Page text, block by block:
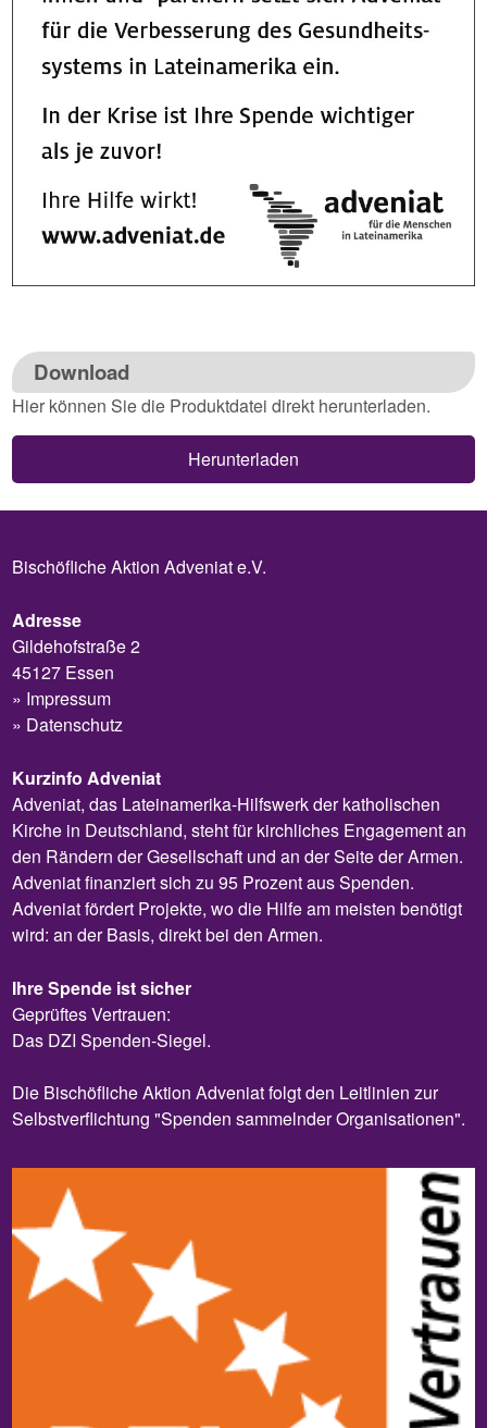
Download
Hier können Sie die Produktdatei direkt herunterladen.
Herunterladen
Bischöfliche Aktion Adveniat e.V.
Adresse
Gildehofstraße 2
45127 Essen
Impressum
Datenschutz
Kurzinfo Adveniat
Adveniat, das Lateinamerika-Hilfswerk der katholischen
Kirche in Deutschland, steht für kirchliches Engagement an
den Rändern der Gesellschaft und an der Seite der Armen.
Adveniat finanziert sich zu 95 Prozent aus Spenden.
Adveniat fördert Projekte, wo die Hilfe am meisten benötigt
wird: an der Basis, direkt bei den Armen.
Ihre Spende ist sicher
Geprüftes Vertrauen:
Das DZI Spenden-Siegel.
Die Bischöfliche Aktion Adveniat folgt den Leitlinien zur
Selbstverflichtung "Spenden sammelnder Organisationen".